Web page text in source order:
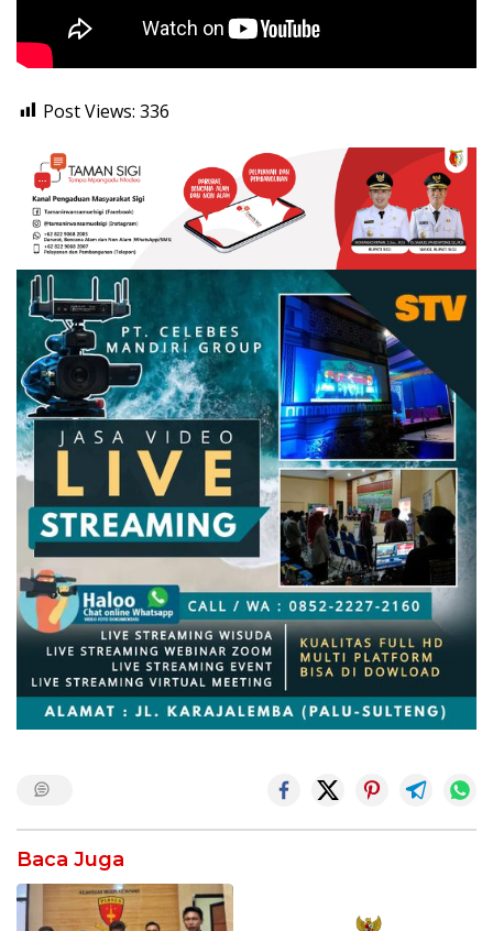
Post Views: 336
Baca Juga